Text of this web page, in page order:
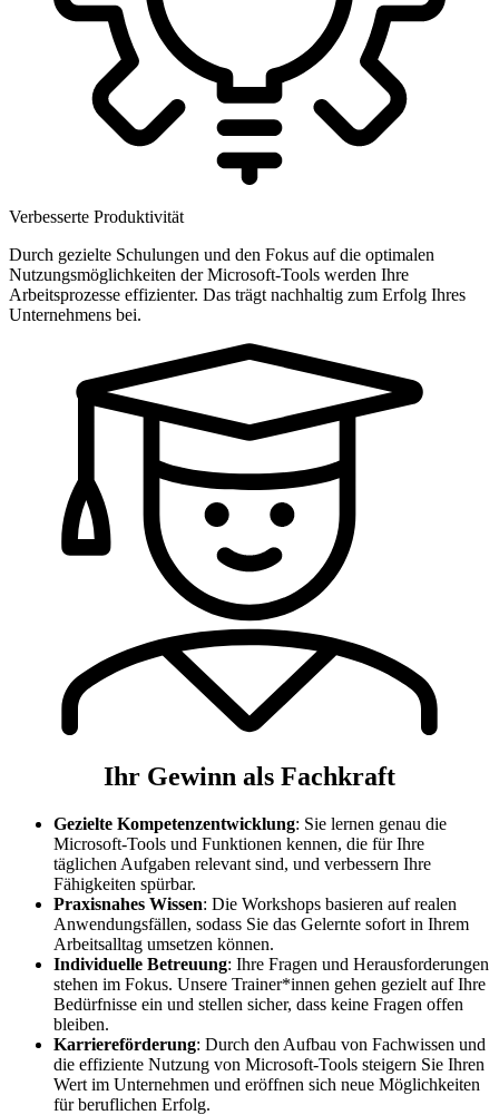
Verbesserte Produktivität
Durch gezielte Schulungen und den Fokus auf die optimalen
Nutzungsmöglichkeiten der Microsoft-Tools werden Ihre
Arbeitsprozesse effizienter. Das trägt nachhaltig zum Erfolg Ihres
Unternehmens bei.
Ihr Gewinn als Fachkraft
Gezielte Kompetenzentwicklung: Sie lernen genau die
Microsoft-Tools und Funktionen kennen, die für Ihre
täglichen Aufgaben relevant sind, und verbessern Ihre
Fähigkeiten spürbar.
Praxisnahes Wissen: Die Workshops basieren auf realen
Anwendungsfällen, sodass Sie das Gelernte sofort in Ihrem
Arbeitsalltag umsetzen können.
Individuelle Betreuung: Ihre Fragen und Herausforderungen
stehen im Fokus. Unsere Trainer*innen gehen gezielt auf Ihre
Bedürfnisse ein und stellen sicher, dass keine Fragen offen
bleiben.
Karriereförderung: Durch den Aufbau von Fachwissen und
die effiziente Nutzung von Microsoft-Tools steigern Sie Ihren
Wert im Unternehmen und eröffnen sich neue Möglichkeiten
für beruflichen Erfolg.